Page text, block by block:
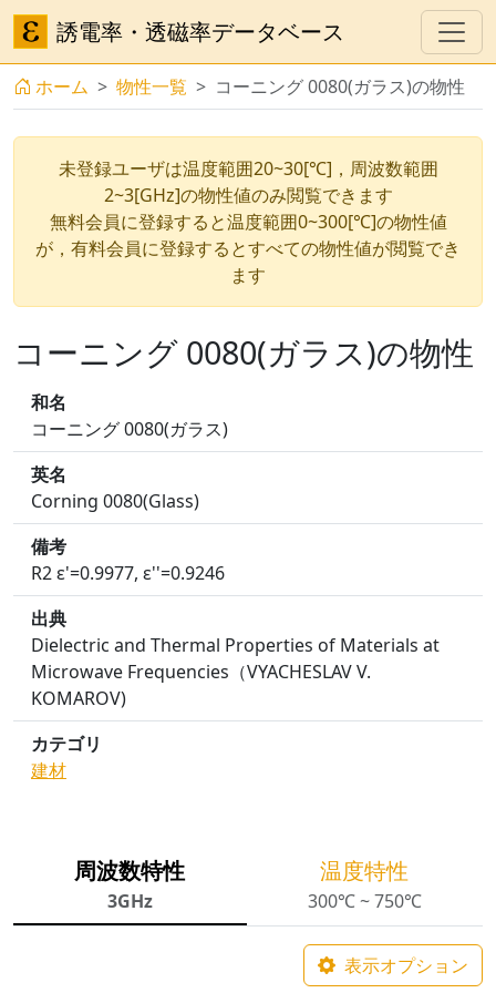
誘電率・透磁率データベース
ホーム 物性一覧 コーニング 0080(ガラス)の物性
未登録ユーザは温度範囲20~30[℃]，周波数範囲
2~3[GHz]の物性値のみ閲覧できます
無料会員に登録すると温度範囲0~300[℃]の物性値
が，有料会員に登録するとすべての物性値が閲覧でき
ます
コーニング 0080(ガラス)の物性
和名
コーニング 0080(ガラス)
英名
Corning 0080(Glass)
備考
R2 ε'=0.9977, ε''=0.9246
出典
Dielectric and Thermal Properties of Materials at
Microwave Frequencies（VYACHESLAV V.
KOMAROV)
カテゴリ
建材
周波数特性
3GHz
温度特性
300℃ ~ 750℃
表示オプション